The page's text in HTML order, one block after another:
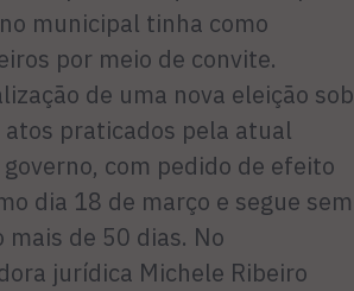
municipal tinha como
por meio de convite.
de uma nova eleição sob
praticados pela atual
com pedido de efeito
dia 18 de março e segue sem
de 50 dias. No
jurídica Michele Ribeiro